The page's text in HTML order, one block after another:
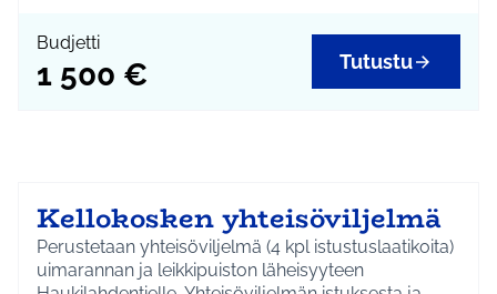
Budjetti
1 500 € Tutustu
Kellokosken yhteisöviljelmä
Perustetaan yhteisöviljelmä (4 kpl istustuslaatikoita)
uimarannan ja leikkipuiston läheisyyteen